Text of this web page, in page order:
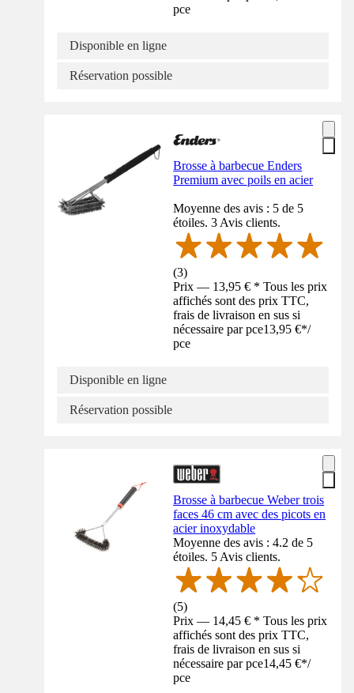
pce
Disponible en ligne
Réservation possible
Brosse à barbecue Enders
Premium avec poils en acier
Moyenne des avis : 5 de 5
étoiles. 3 Avis clients.
(3)
Prix — 13,95 € * Tous les prix
affichés sont des prix TTC,
frais de livraison en sus si
nécessaire par pce13,95 €*/
pce
Disponible en ligne
Réservation possible
Brosse à barbecue Weber trois
faces 46 cm avec des picots en
acier inoxydable
Moyenne des avis : 4.2 de 5
étoiles. 5 Avis clients.
(5)
Prix — 14,45 € * Tous les prix
affichés sont des prix TTC,
frais de livraison en sus si
nécessaire par pce14,45 €*/
pce